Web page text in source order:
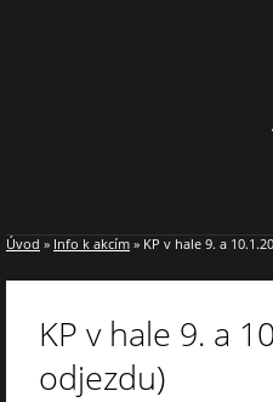
Úvod » Info k akcím » KP v hale 9. a
KP v hale 9. a
odjezdu)